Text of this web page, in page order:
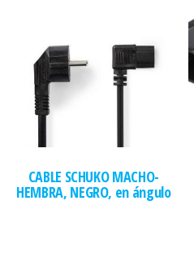
CABLE SCHUKO MACHO-
HEMBRA, NEGRO, en ángulo